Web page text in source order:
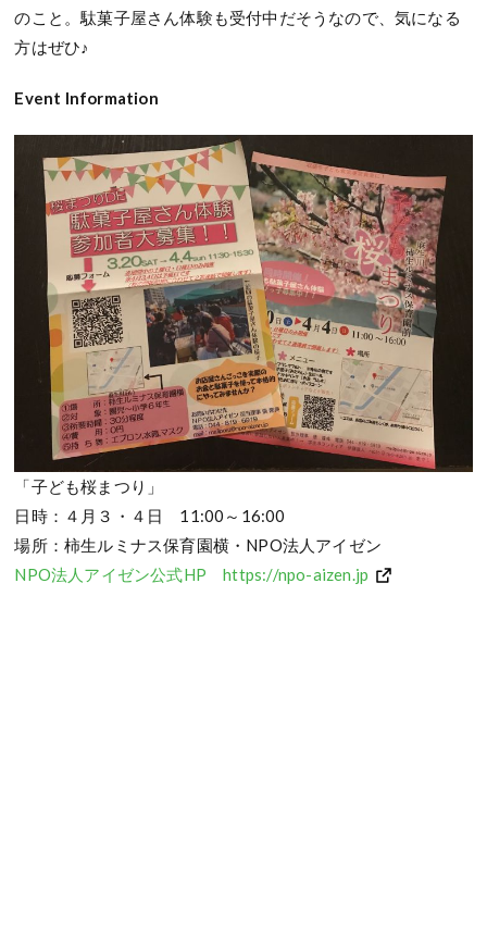
のこと。駄菓子屋さん体験も受付中だそうなので、気になる
方はぜひ♪
Event Information
「子ども桜まつり」
日時：４月３・４日 11:00～16:00
場所：柿生ルミナス保育園横・NPO法人アイゼン
NPO法人アイゼン公式HP https://npo-aizen.jp